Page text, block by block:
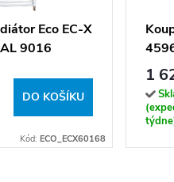
Eco EC-X
9016
DO KOŠÍKU
Kód: ECO_ECX60168
cm)
1